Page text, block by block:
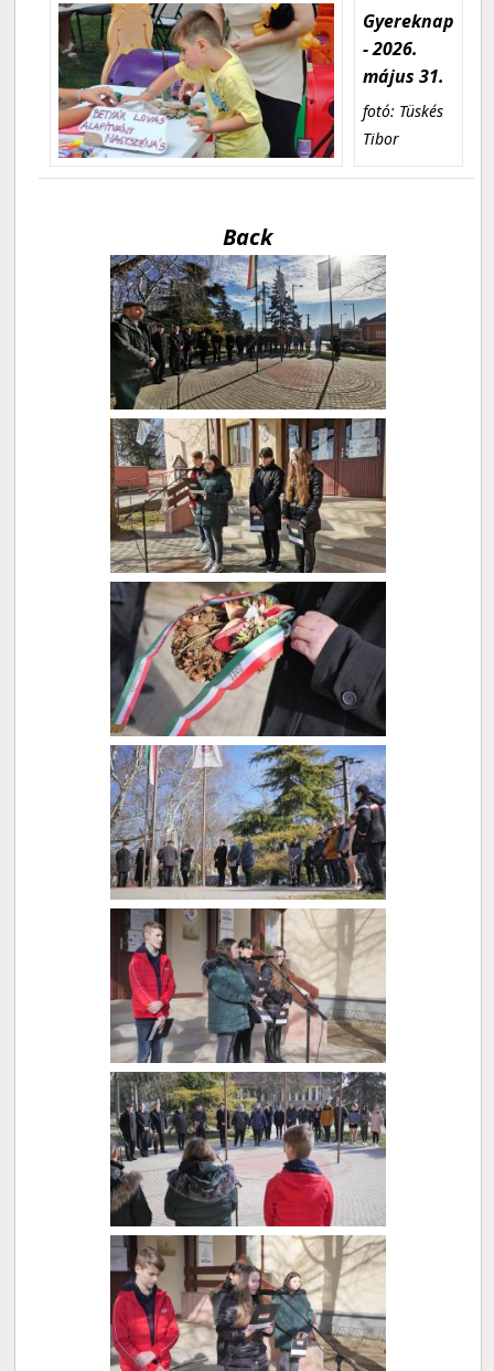
Gyereknap
- 2026.
május 31.
fotó: Tüskés
Tibor
Back